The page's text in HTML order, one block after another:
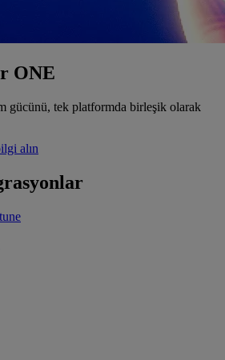
ONE
gücünü, tek platformda birleşik olarak
alın